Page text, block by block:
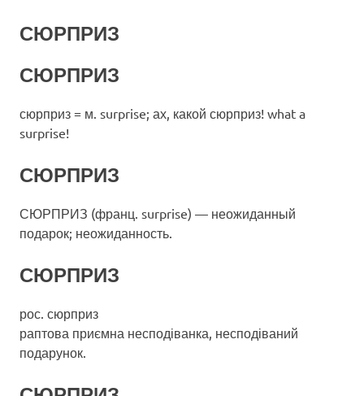
СЮРПРИЗ
СЮРПРИЗ
сюрприз = м. surprise; ах, какой сюрприз! what a
surprise!
СЮРПРИЗ
СЮРПРИЗ (франц. surprise) — неожиданный
подарок; неожиданность.
СЮРПРИЗ
рос. сюрприз
раптова приємна несподіванка, несподіваний
подарунок.